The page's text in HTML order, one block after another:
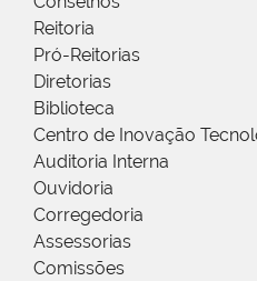
Reitoria
Pró-Reitorias
Diretorias
Biblioteca
Centro de Inovação
Auditoria Interna
Ouvidoria
Corregedoria
Assessorias
Comissões